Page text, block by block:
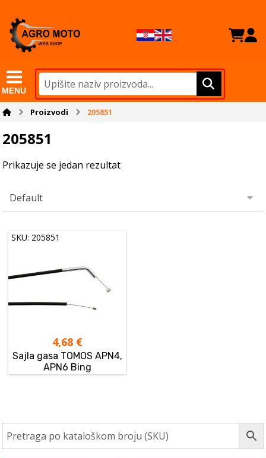
MENU
Proizvodi 205851
205851
Prikazuje se jedan rezultat
SKU: 205851
4,68 €
Sajla gasa TOMOS APN4,
APN6 Bing